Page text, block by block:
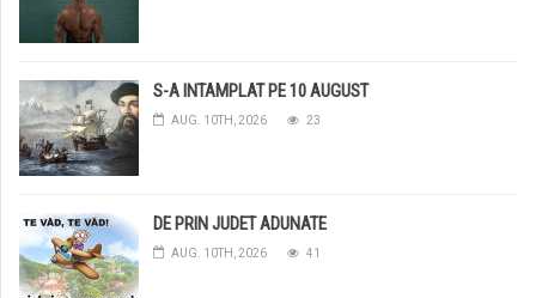
S-A INTAMPLAT PE 10 AUGUST
AUG. 10TH, 2026 23
DE PRIN JUDET ADUNATE
AUG. 10TH, 2026 41